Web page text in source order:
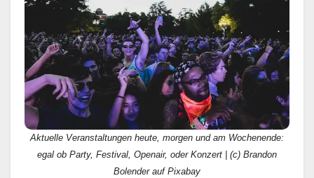
Aktuelle Veranstaltungen heute, morgen und am Wochenende:
egal ob Party, Festival, Openair, oder Konzert | (c) Brandon
Bolender auf Pixabay